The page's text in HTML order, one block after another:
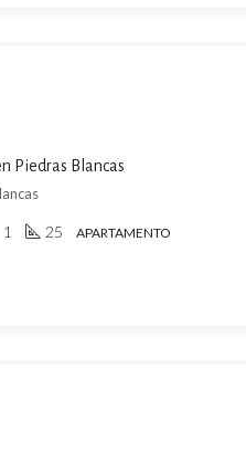
Piedras Blancas
1 25 APARTAMENTO